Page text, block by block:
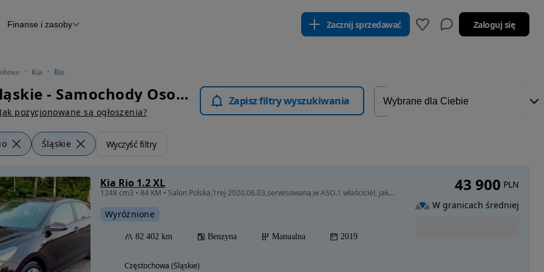
Raport z inspekcji
Otomoto News
Finanse i zasoby Zacznij sprzedawać Zaloguj się
Kia Rio
Kia Rio Śląskie - Samochody Osobowe
Jak pozycjonowane są ogłoszenia?
Zapisz filtry wyszukiwania
Śląskie Wyczyść filtry
Kia Rio 1.2 XL
1248 cm3 • 84 KM • Salon Polska,1rej 2020.06.03,serwisowana,w ASO.1 właściciel, jak Nówka
Wyróżnione
82 402 km Benzyna Manualna 2019
Częstochowa (Śląskie)
43 900 PLN
W granicach średniej